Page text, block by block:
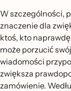
W szczególności,
znaczenie dla
ktoś, kto
może porzucić
wiadomości
zwiększa
zamówienie.